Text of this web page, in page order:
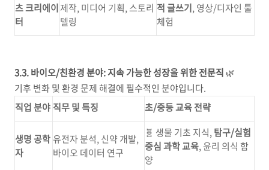
츠 크리에이
터
제작, 미디어 기획, 스토리
텔링
적 글쓰기, 영상/디자인 툴
체험
3.3. 바이오/친환경 분야: 지속 가능한 성장을 위한 전문직 🌿
기후 변화 및 환경 문제 해결에 필수적인 분야입니다.
직업 분야 직무 및 특징 초/중등 교육 전략
생명 공학
자
유전자 분석, 신약 개발,
바이오 데이터 연구
🧬 생물 기초 지식, 탐구/실험
중심 과학 교육, 윤리 의식 함
양